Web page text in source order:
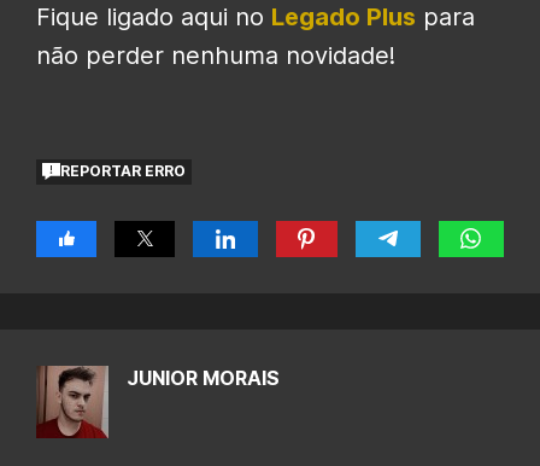
Fique ligado aqui no Legado Plus para
não perder nenhuma novidade!
REPORTAR ERRO
JUNIOR MORAIS